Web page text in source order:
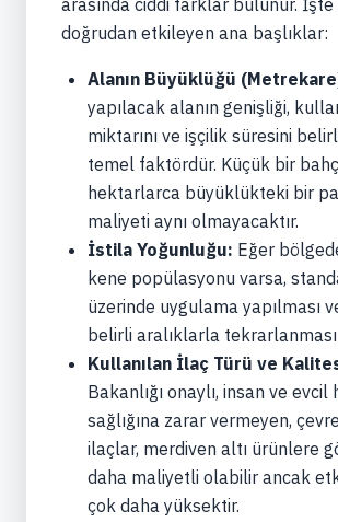
arasında ciddi farklar bulunur. İşte
doğrudan etkileyen ana başlıklar:
Alanın Büyüklüğü
yapılacak alanın genişliği,
miktarını ve işçilik süresini
temel faktördür. Küçük bir
hektarlarca büyüklükteki bir
maliyeti aynı olmayacaktır.
İstila Yoğunluğu: Eğer
kene popülasyonu varsa,
üzerinde uygulama yapılması
belirli aralıklarla
Kullanılan İlaç Türü ve
Bakanlığı onaylı, insan ve evcil
sağlığına zarar vermeyen,
ilaçlar, merdiven altı ürünlere
daha maliyetli olabilir ancak
çok daha yüksektir.